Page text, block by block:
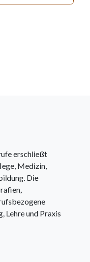
erschließt
Medizin,
Die
Lehre und Praxis